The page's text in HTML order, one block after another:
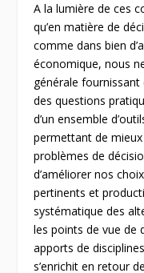
A la lumière de ces
qu’en matière de
comme dans bien
économique, nous
générale fournissant
des questions
d’un ensemble
permettant de
problèmes de
d’améliorer nos
pertinents et
systématique des
les points de vue de
apports de
s’enrichit en retour